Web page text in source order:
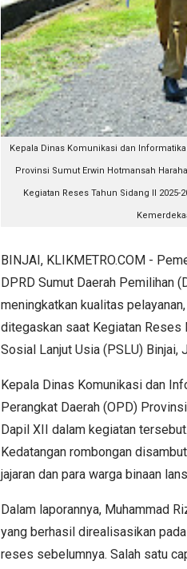
Kepala Dinas Komunikasi dan
Provinsi Sumut Erwin Hotmansah
Kegiatan Reses Tahun Sidang II
BINJAI, KLIKMETRO.COM -
DPRD Sumut Daerah Pemilihan
meningkatkan kualitas
ditegaskan saat Kegiatan Reses
Sosial Lanjut Usia (PSLU)
Kepala Dinas Komunikasi dan
Perangkat Daerah (OPD)
Dapil XII dalam kegiatan
Kedatangan rombongan
jajaran dan para warga binaan
Dalam laporannya, Muhammad
yang berhasil direalisasikan
reses sebelumnya. Salah satu